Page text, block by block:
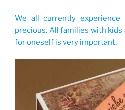
We all currently
precious. All families with
for oneself is very important.